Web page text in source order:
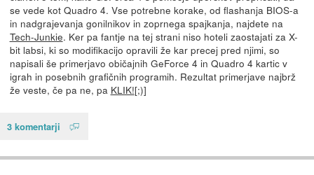
se vede kot Quadro 4. Vse potrebne korake, od flashanja BIOS-a
in nadgrajevanja gonilnikov in zoprnega spajkanja, najdete na
Tech-Junkie. Ker pa fantje na tej strani niso hoteli zaostajati za X-
bit labsi, ki so modifikacijo opravili že kar precej pred njimi, so
napisali še primerjavo običajnih GeForce 4 in Quadro 4 kartic v
igrah in posebnih grafičnih programih. Rezultat primerjave najbrž
že veste, če pa ne, pa KLIK![;)]
3 komentarji